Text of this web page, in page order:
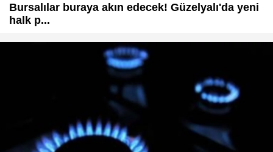
Bursalılar buraya akın edecek! Güzelyalı'da yeni
halk p...